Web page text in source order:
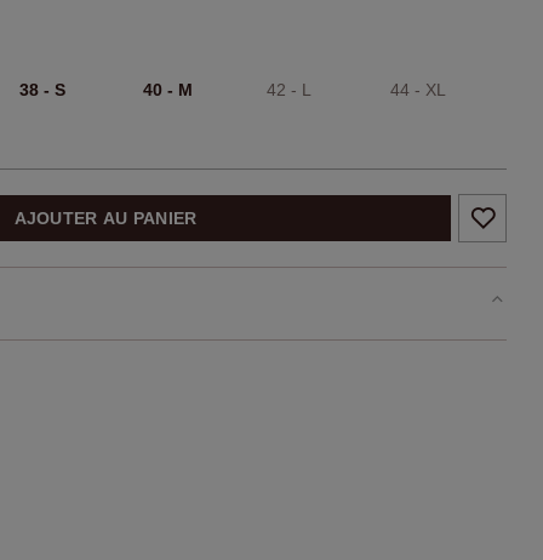
38 - S 40 - M 42 - L 44 - XL
AJOUTER AU PANIER